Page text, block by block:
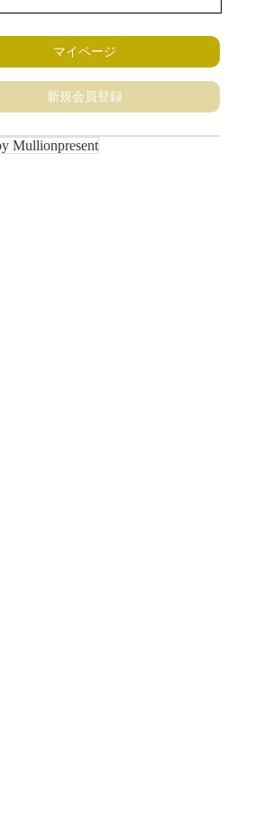
マイページ
新規会員登録
Mullionpresent